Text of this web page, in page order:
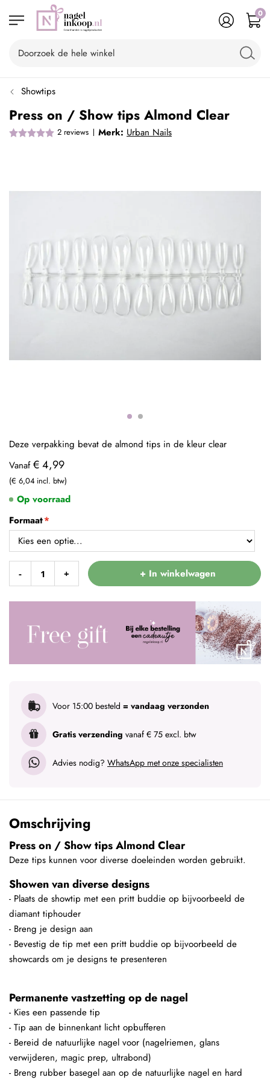
0
Showtips
Press on / Show tips Almond Clear
2 reviews Merk: Urban Nails
Vanaf € 4,99
€ 6,04
Formaat
- + + In winkelwagen
Voor 15:00 besteld = vandaag verzonden
Gratis verzending vanaf € 75 excl. btw
Advies nodig? WhatsApp met onze specialisten
Op voorraad
Deze verpakking bevat de almond tips in de kleur clear
Omschrijving
Press on / Show tips Almond Clear
Deze tips kunnen voor diverse doeleinden worden gebruikt.
Showen van diverse designs
- Plaats de showtip met een pritt buddie op bijvoorbeeld de
diamant tiphouder
- Breng je design aan
- Bevestig de tip met een pritt buddie op bijvoorbeeld de
showcards om je designs te presenteren
Permanente vastzetting op de nagel
- Kies een passende tip
- Tip aan de binnenkant licht opbufferen
- Bereid de natuurlijke nagel voor (nagelriemen, glans
verwijderen, magic prep, ultrabond)
- Breng rubber basegel aan op de natuurlijke nagel en hard